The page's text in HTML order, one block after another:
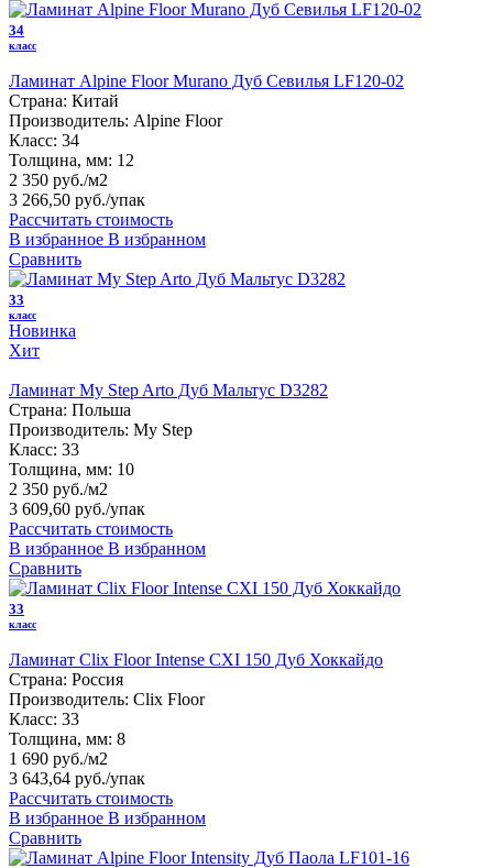
34
класс
Ламинат Alpine Floor Murano Дуб Севилья LF120-02
Страна: Китай
Производитель: Alpine Floor
Класс: 34
Толщина, мм: 12
2 350 руб./м2
3 266,50 руб./упак
Рассчитать стоимость
В избранное В избранном
Сравнить
33
класс
Новинка
Хит
Ламинат My Step Arto Дуб Мальтус D3282
Страна: Польша
Производитель: My Step
Класс: 33
Толщина, мм: 10
2 350 руб./м2
3 609,60 руб./упак
Рассчитать стоимость
В избранное В избранном
Сравнить
33
класс
Ламинат Clix Floor Intense CXI 150 Дуб Хоккайдо
Страна: Россия
Производитель: Clix Floor
Класс: 33
Толщина, мм: 8
1 690 руб./м2
3 643,64 руб./упак
Рассчитать стоимость
В избранное В избранном
Сравнить